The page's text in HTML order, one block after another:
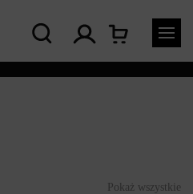
Pokaż wszystkie